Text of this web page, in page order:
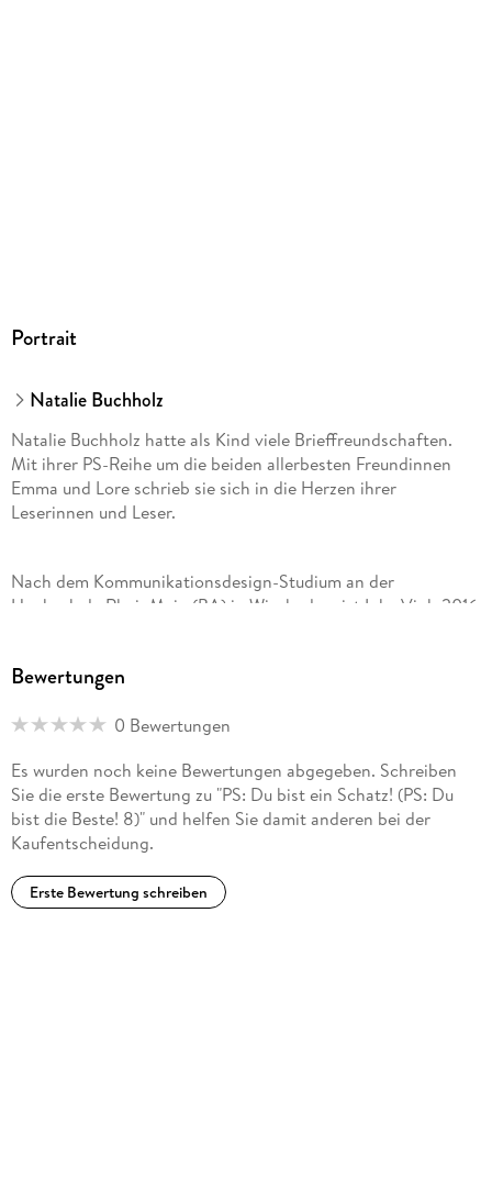
Band 7
Portrait
Natalie Buchholz
Natalie Buchholz hatte als Kind viele Brieffreundschaften.
Mit ihrer PS-Reihe um die beiden allerbesten Freundinnen
Emma und Lore schrieb sie sich in die Herzen ihrer
Leserinnen und Leser.
Nach dem Kommunikationsdesign-Studium an der
Hochschule RheinMain (BA) in Wiesbaden, ist Inka Vigh 2016
freischaffende Illustratorin. Ob Kulturelles, Soziales,
illustriert und wunderschön gemacht!
Bewertungen
0 Bewertungen
Es wurden noch keine Bewertungen abgegeben. Schreiben
Sie die erste Bewertung zu "PS: Du bist ein Schatz! (PS: Du
bist die Beste! 8)" und helfen Sie damit anderen bei der
Kaufentscheidung.
Erste Bewertung schreiben